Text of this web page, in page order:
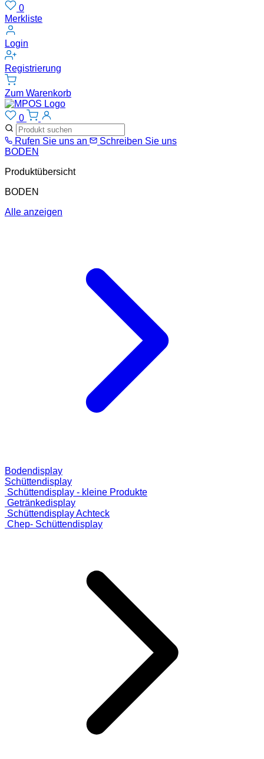
0
Merkliste
Login
Registrierung
Zum Warenkorb
0
Rufen Sie uns an
Schreiben Sie uns
BODEN
Produktübersicht
BODEN
Alle anzeigen
Bodendisplay
Schüttendisplay
Schüttendisplay - kleine Produkte
Getränkedisplay
Schüttendisplay Achteck
Chep- Schüttendisplay